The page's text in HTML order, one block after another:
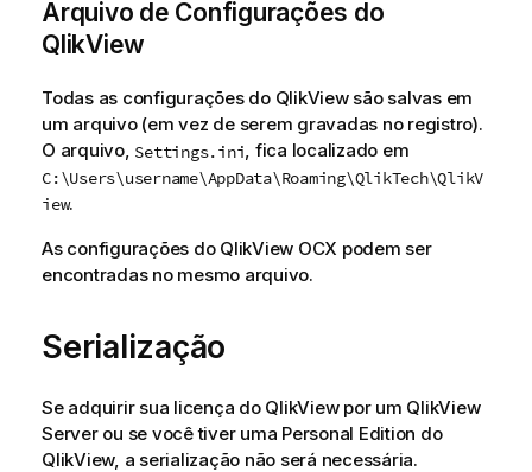
a
Arquivo de Configurações do
QlikView
Todas as configurações do QlikView são salvas em
um arquivo (em vez de serem gravadas no registro).
O arquivo, Settings.ini, fica localizado em
C:\Users\username\AppData\Roaming\QlikTech\QlikV
iew.
As configurações do QlikView OCX podem ser
encontradas no mesmo arquivo.
Serialização
Se adquirir sua licença do QlikView por um QlikView
Server ou se você tiver uma Personal Edition do
QlikView, a serialização não será necessária.